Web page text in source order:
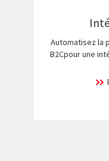
Automatisez la
B2Cpour une